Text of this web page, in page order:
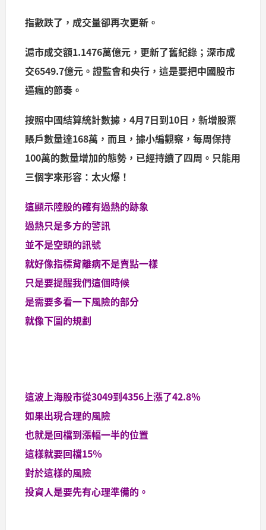
指數跌了，成交量卻再次更新。
滬市成交額1.1476萬億元，更新了舊紀錄；深市成
交6549.7億元。證監會和央行，這是要把中國股市
逼瘋的節奏。
按照中國結算統計數據，4月7日到10日，新增股票
賬戶數量達168萬，而且，據小編觀察，每周保持
100萬的數量增加的態勢，已經持續了四周。只能用
三個字來形容：太火爆！
這顯示陸股的確有過熱的跡象
過熱只是多方的警訊
並不是空頭的訊號
就好像指標背離病不是賣點一樣
只是要提醒我們這個時候
是需要多看一下風險的部分
就像下圖的規劃
這波上海股市從3049到4356上漲了42.8％
如果出現合理的風險
也就是回檔到漲幅一半的位置
這樣就要回檔15％
對於這樣的風險
投資人是要先有心理準備的。